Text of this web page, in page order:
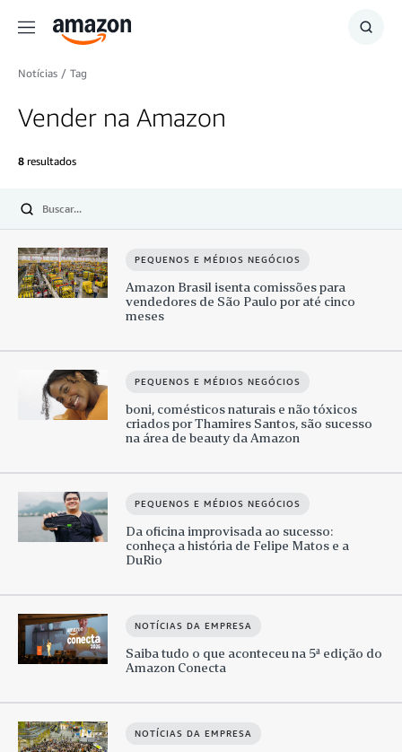
Menu
Notícias / Tag
Vender na Amazon
8 resultados
Submit
PEQUENOS E MÉDIOS NEGÓCIOS
Amazon Brasil isenta comissões para
vendedores de São Paulo por até cinco
meses
PEQUENOS E MÉDIOS NEGÓCIOS
boni, comésticos naturais e não tóxicos
criados por Thamires Santos, são sucesso
na área de beauty da Amazon
PEQUENOS E MÉDIOS NEGÓCIOS
Da oficina improvisada ao sucesso:
conheça a história de Felipe Matos e a
DuRio
NOTÍCIAS DA EMPRESA
Saiba tudo o que aconteceu na 5ª edição do
Amazon Conecta
NOTÍCIAS DA EMPRESA